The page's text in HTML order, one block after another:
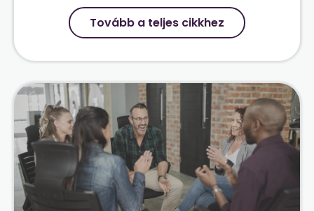
Tovább a teljes cikkhez